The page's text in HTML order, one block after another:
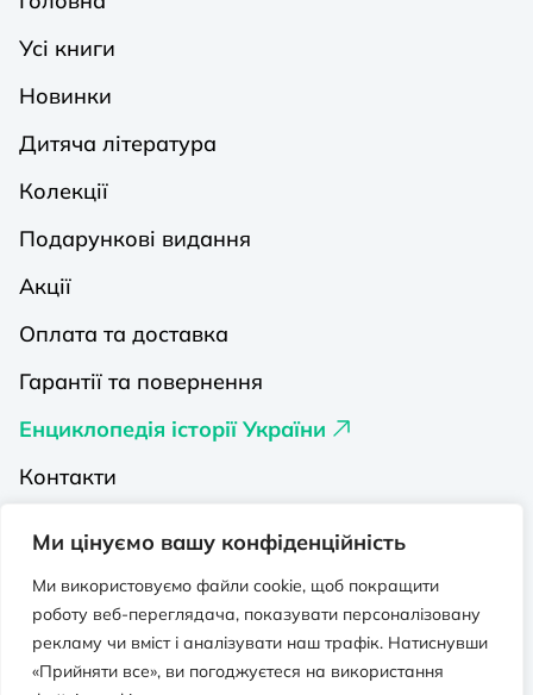
Ми цінуємо вашу конфіденційність
Ми використовуємо файли cookie, щоб покращити
роботу веб-переглядача, показувати персоналізовану
рекламу чи вміст і аналізувати наш трафік. Натиснувши
«Прийняти все», ви погоджуєтеся на використання
Усі книги
Новинки
Дитяча література
Колекції
Подарункові видання
Акції
Оплата та доставка
Гарантії та повернення
Енциклопедія історії України
Контакти
Видавництва на Порталі
Політика конфіденційності
Публічна оферта